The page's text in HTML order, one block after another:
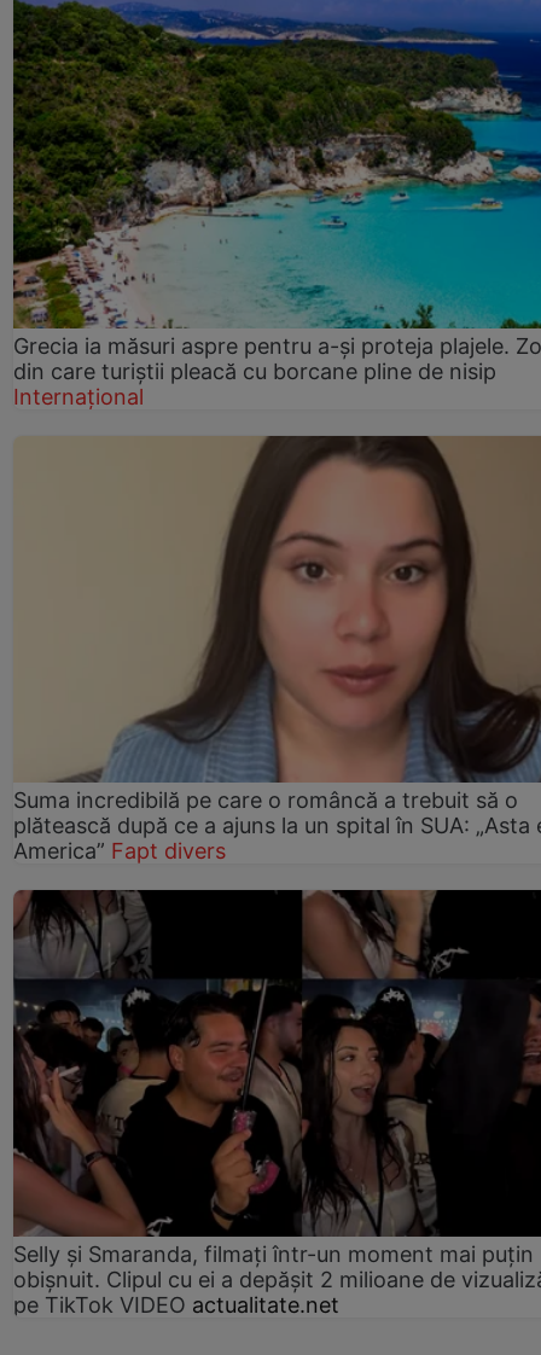
Grecia ia măsuri aspre pentru a-și proteja plajele.
din care turiștii pleacă cu borcane pline de nisip
Internațional
Suma incredibilă pe care o româncă a trebuit să o
plătească după ce a ajuns la un spital în SUA: „Asta
America” Fapt divers
Selly și Smaranda, filmați într-un moment mai puțin
obișnuit. Clipul cu ei a depășit 2 milioane de
pe TikTok VIDEO actualitate.net